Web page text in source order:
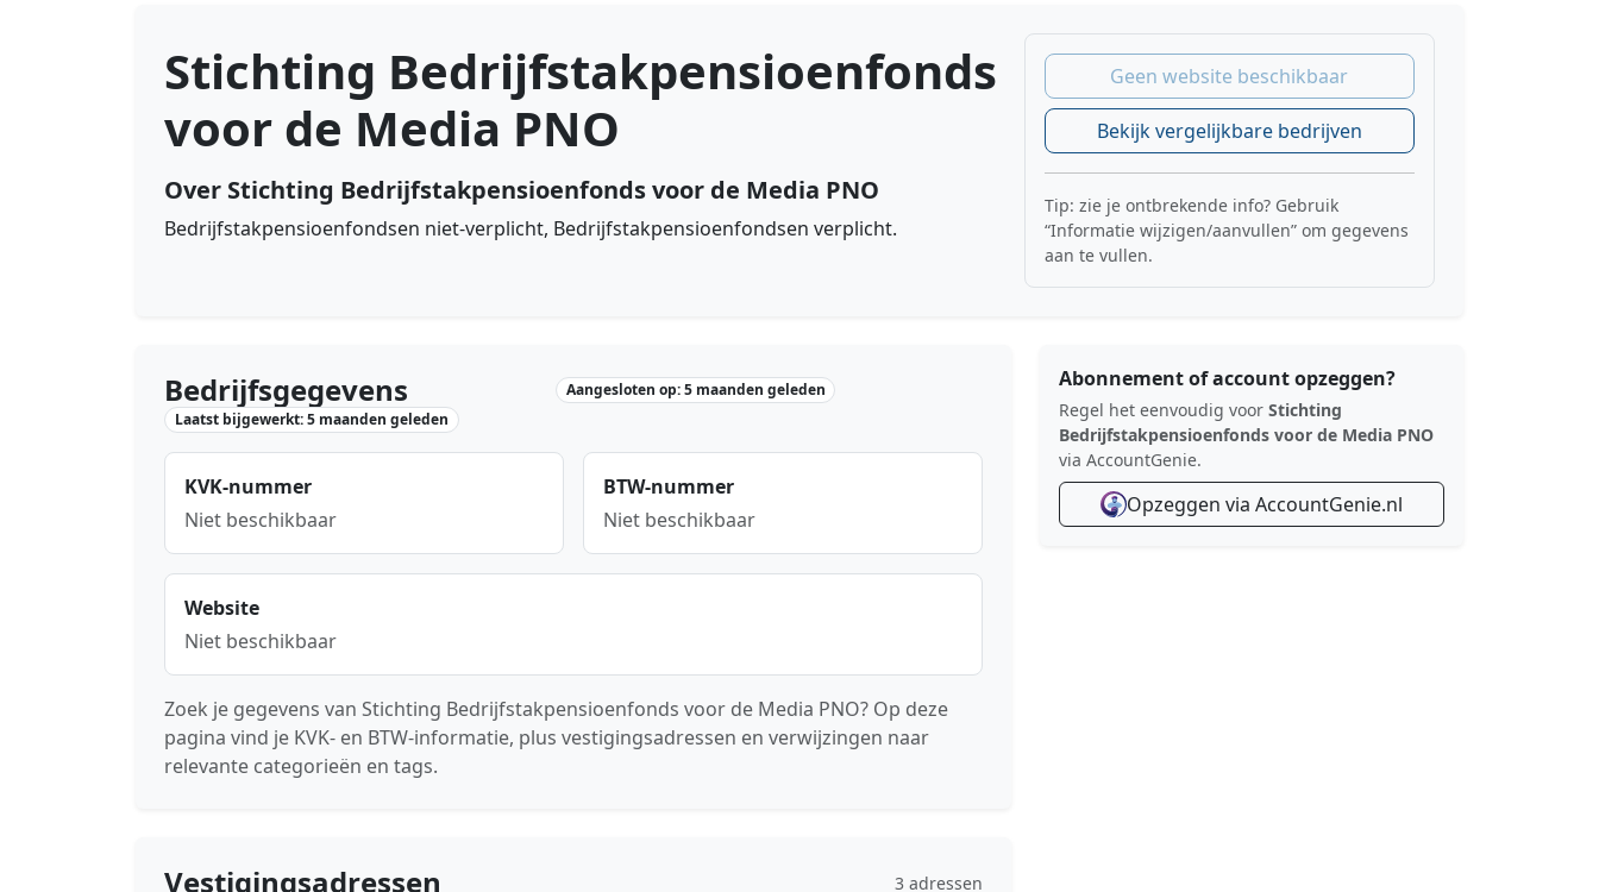
Stichting Bedrijfstakpensioenfonds
voor de Media PNO
Over Stichting Bedrijfstakpensioenfonds voor de Media PNO
Bedrijfstakpensioenfondsen niet-verplicht, Bedrijfstakpensioenfondsen verplicht.
Geen website beschikbaar
Bekijk vergelijkbare bedrijven
Tip: zie je ontbrekende info? Gebruik
“Informatie wijzigen/aanvullen” om gegevens
aan te vullen.
Bedrijfsgegevens
Aangesloten op: 5 maanden geleden
Laatst bijgewerkt: 5 maanden geleden
KVK-nummer
Niet beschikbaar
BTW-nummer
Niet beschikbaar
Website
Niet beschikbaar
Zoek je gegevens van Stichting Bedrijfstakpensioenfonds voor de Media PNO? Op deze
pagina vind je KVK- en BTW-informatie, plus vestigingsadressen en verwijzingen naar
relevante categorieën en tags.
Vestigingsadressen 3 adressen
Abonnement of account opzeggen?
Regel het eenvoudig voor Stichting
Bedrijfstakpensioenfonds voor de Media PNO
via AccountGenie.
Opzeggen via AccountGenie.nl